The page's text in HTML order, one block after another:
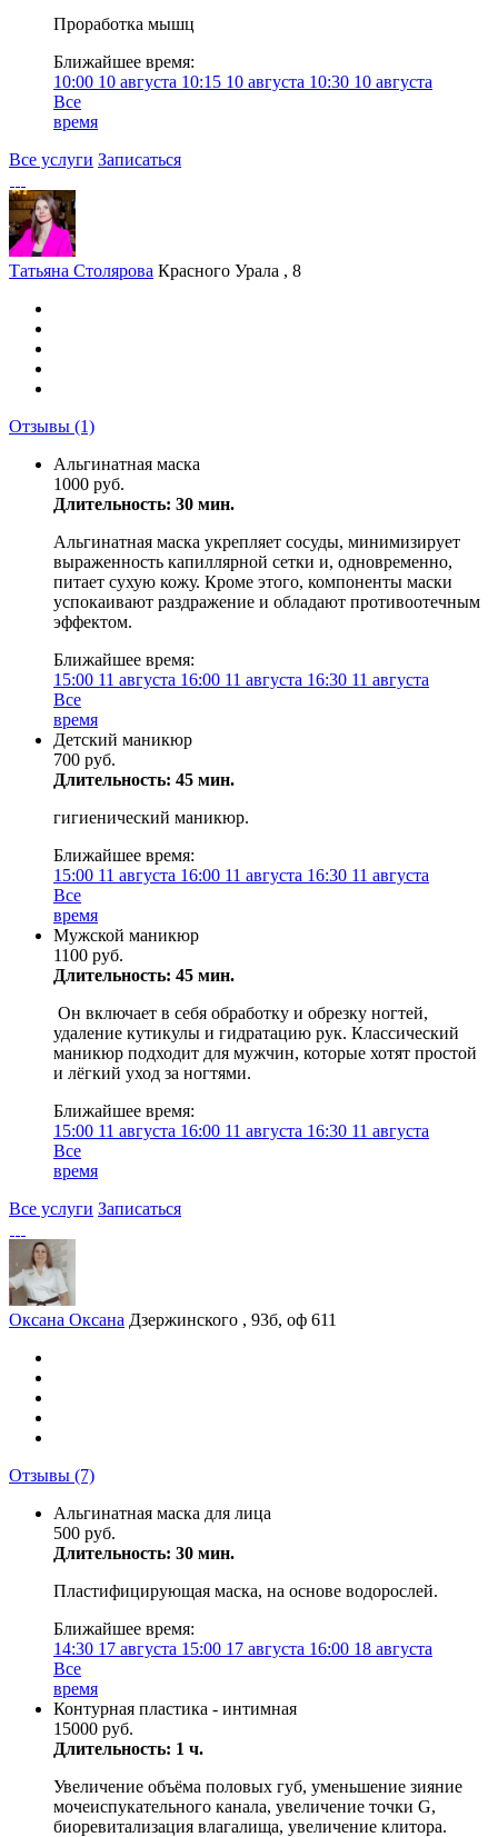
Проработка мышц
Ближайшее время:
10:00 10 августа 10:15 10 августа 10:30 10 августа
Все
время
Все услуги Записаться
Татьяна Столярова Красного Урала , 8
Отзывы (1)
Альгинатная маска
1000 руб.
Длительность: 30 мин.
Альгинатная маска укрепляет сосуды, минимизирует
выраженность капиллярной сетки и, одновременно,
питает сухую кожу. Кроме этого, компоненты маски
успокаивают раздражение и обладают противоотечным
эффектом.
Ближайшее время:
15:00 11 августа 16:00 11 августа 16:30 11 августа
Все
время
Детский маникюр
700 руб.
Длительность: 45 мин.
гигиенический маникюр.
Ближайшее время:
15:00 11 августа 16:00 11 августа 16:30 11 августа
Все
время
Мужской маникюр
1100 руб.
Длительность: 45 мин.
Он включает в себя обработку и обрезку ногтей,
удаление кутикулы и гидратацию рук. Классический
маникюр подходит для мужчин, которые хотят простой
и лёгкий уход за ногтями.
Ближайшее время:
15:00 11 августа 16:00 11 августа 16:30 11 августа
Все
время
Все услуги Записаться
Оксана Оксана Дзержинского , 93б, оф 611
Отзывы (7)
Альгинатная маска для лица
500 руб.
Длительность: 30 мин.
Пластифицирующая маска, на основе водорослей.
Ближайшее время:
14:30 17 августа 15:00 17 августа 16:00 18 августа
Все
время
Контурная пластика - интимная
15000 руб.
Длительность: 1 ч.
Увеличение объёма половых губ, уменьшение зияние
мочеиспукательного канала, увеличение точки G,
биоревитализация влагалища, увеличение клитора.